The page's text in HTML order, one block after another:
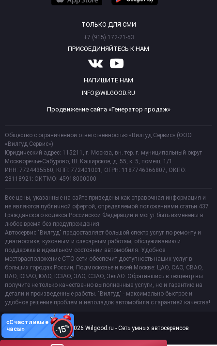
ТОЛЬКО ДЛЯ СМИ
+7 (915) 172-21-53
ПРИСОЕДИНЯЙТЕСЬ К НАМ
НАПИШИТЕ НАМ
INFO@WILGOOD.RU
Продвижение сайта «Генератор продаж»
Общество с ограниченной ответственностью «Вилгуд Сервис» (ООО
«Вилгуд Сервис»)
Юридический адрес: 115211, г. Москва, вн. тер. г. муниципальный округ
Москворечье-Сабурово, Ш. Каширское, д. 55, к. 5, помещ. 1/1.
ИНН: 7724435560, КПП: 772401001, ОГРН: 1187746366807, ОКПО:
28118921; ОКТМО: 45918000000
Все цены, указанные на сайте приведены как справочная информация и
не являются публичной офертой, определяемой положениями статьи 437
Гражданского кодекса Российской Федерации и могут быть изменены в
любое время без предупреждения.
Автосервис "Вилгуд" предоставляет большой спектр услуг по ремонту и
диагностике, кузовным и слесарным работам, обслуживанию и
поддержке в идеальном состоянии автомобиля. Удобное
месторасположение СТО сети обеспечит доступность наших услуг в
больших городах России, Подмосковье и всей Москве: ЦАО, САО, СВАО,
ВАО, ЮВАО, ЮАО, ЮЗАО, ЗАО, СЗАО, ЗелАО. Обратившись в техцентр вы
получите не только качественно выполненные услуги, но и гарантию на
детали и произведенные работы. "Вилгуд" - максимально быстрое и
удобное решение проблем и неполадок автомобиля с гарантией качества!
Copyright 2011-2026 Wilgood.ru - Сеть умных автосервисов
«Счастливые
часы»